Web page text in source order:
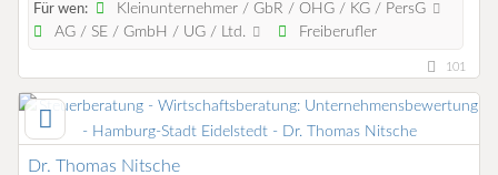
Für wen:
Kleinunternehmer / GbR / OHG / KG / PersG
AG / SE / GmbH / UG / Ltd.
Freiberufler
101
Dr. Thomas Nitsche